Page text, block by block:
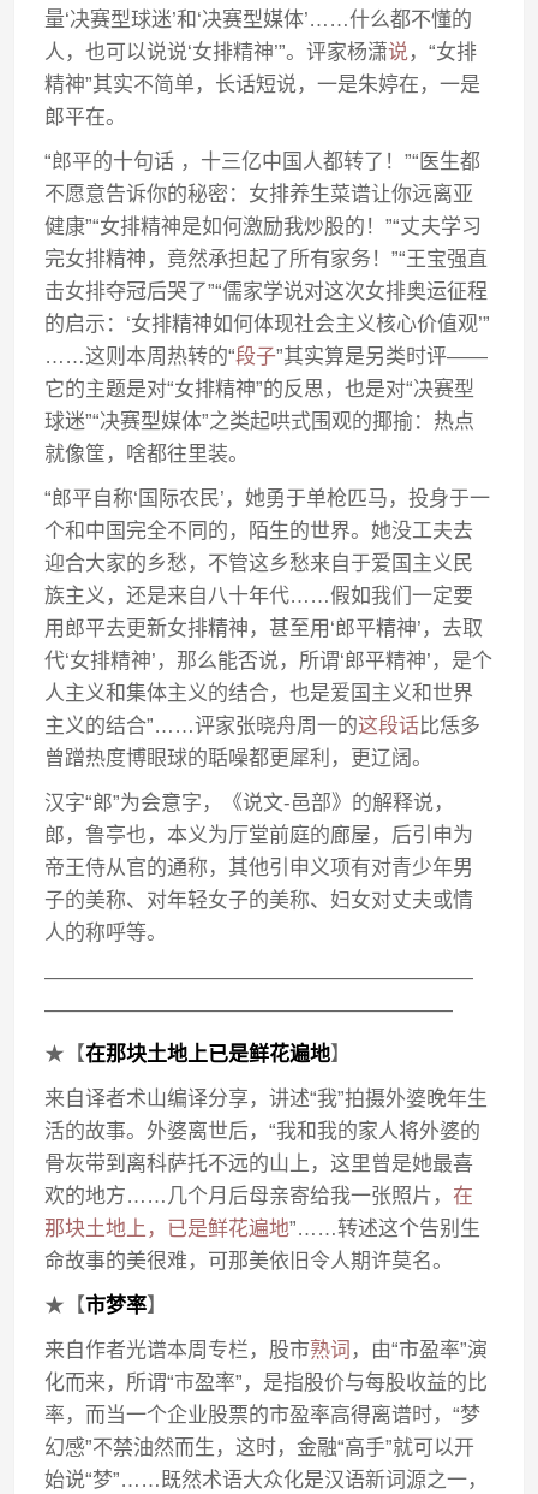
量‘决赛型球迷’和‘决赛型媒体’……什么都不懂的
人，也可以说说‘女排精神’”。评家杨潇说，“女排
精神”其实不简单，长话短说，一是朱婷在，一是
郎平在。
“郎平的十句话 ，十三亿中国人都转了！”“医生都
不愿意告诉你的秘密：女排养生菜谱让你远离亚
健康”“女排精神是如何激励我炒股的！”“丈夫学习
完女排精神，竟然承担起了所有家务！”“王宝强直
击女排夺冠后哭了”“儒家学说对这次女排奥运征程
的启示：‘女排精神如何体现社会主义核心价值观’”
……这则本周热转的“段子”其实算是另类时评——
它的主题是对“女排精神”的反思，也是对“决赛型
球迷”“决赛型媒体”之类起哄式围观的揶揄：热点
就像筐，啥都往里装。
“郎平自称‘国际农民’，她勇于单枪匹马，投身于一
个和中国完全不同的，陌生的世界。她没工夫去
迎合大家的乡愁，不管这乡愁来自于爱国主义民
族主义，还是来自八十年代……假如我们一定要
用郎平去更新女排精神，甚至用‘郎平精神’，去取
代‘女排精神’，那么能否说，所谓‘郎平精神’，是个
人主义和集体主义的结合，也是爱国主义和世界
主义的结合”……评家张晓舟周一的这段话比恁多
曾蹭热度博眼球的聒噪都更犀利，更辽阔。
汉字“郎”为会意字，《说文-邑部》的解释说，
郎，鲁亭也，本义为厅堂前庭的廊屋，后引申为
帝王侍从官的通称，其他引申义项有对青少年男
子的美称、对年轻女子的美称、妇女对丈夫或情
人的称呼等。
—————————————————————
————————————————————
★【在那块土地上已是鲜花遍地】
来自译者术山编译分享，讲述“我”拍摄外婆晚年生
活的故事。外婆离世后，“我和我的家人将外婆的
骨灰带到离科萨托不远的山上，这里曾是她最喜
欢的地方……几个月后母亲寄给我一张照片，在
那块土地上，已是鲜花遍地”……转述这个告别生
命故事的美很难，可那美依旧令人期许莫名。
★【市梦率】
来自作者光谱本周专栏，股市熟词 ，由“市盈率”演
化而来，所谓“市盈率”，是指股价与每股收益的比
率，而当一个企业股票的市盈率高得离谱时，“梦
幻感”不禁油然而生，这时，金融“高手”就可以开
始说“梦”……既然术语大众化是汉语新词源之一，